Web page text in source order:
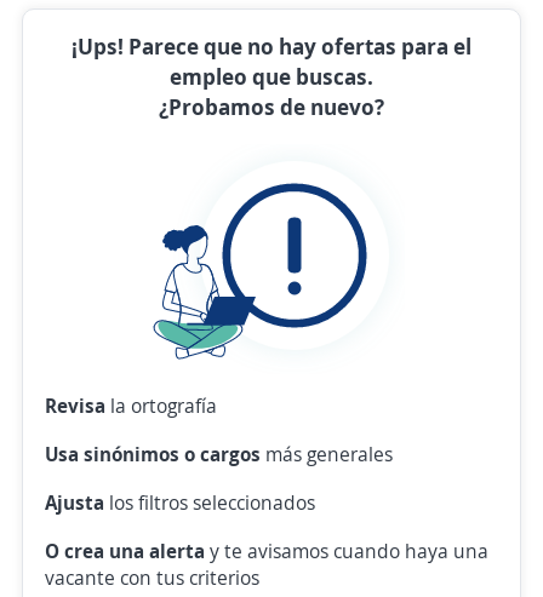
¡Ups! Parece que no hay ofertas para el
empleo que buscas.
¿Probamos de nuevo?
Revisa la ortografía
Usa sinónimos o cargos más generales
Ajusta los filtros seleccionados
O crea una alerta y te avisamos cuando haya una
vacante con tus criterios